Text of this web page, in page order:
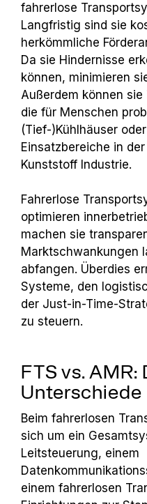
fahrerlose
Langfristig sind sie
herkömmliche
Da sie Hindernisse
können, minimieren
Außerdem können
die für Menschen
(Tief-)Kühlhäuser
Einsatzbereiche in
Kunststoff Industrie.
Fahrerlose
optimieren
machen sie
Marktschwankungen
abfangen. Überdies
Systeme, den
der Just-in-Time-
zu steuern.
FTS vs. AMR:
Unterschiede
Beim fahrerlosen
sich um ein
Leitsteuerung, einem
einem fahrerlosen